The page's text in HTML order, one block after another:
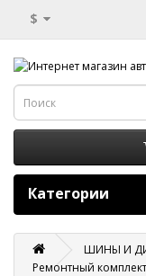
$
Категории
ШИНЫ И
Ремонтный